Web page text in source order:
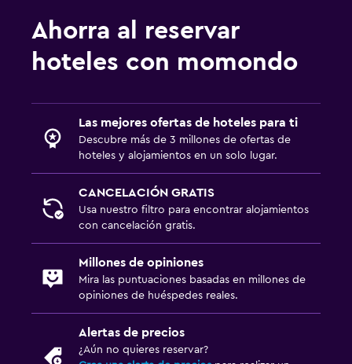
Ahorra al reservar
hoteles con momondo
Las mejores ofertas de hoteles para ti
Descubre más de 3 millones de ofertas de
hoteles y alojamientos en un solo lugar.
CANCELACIÓN GRATIS
Usa nuestro filtro para encontrar alojamientos
con cancelación gratis.
Millones de opiniones
Mira las puntuaciones basadas en millones de
opiniones de huéspedes reales.
Alertas de precios
¿Aún no quieres reservar?